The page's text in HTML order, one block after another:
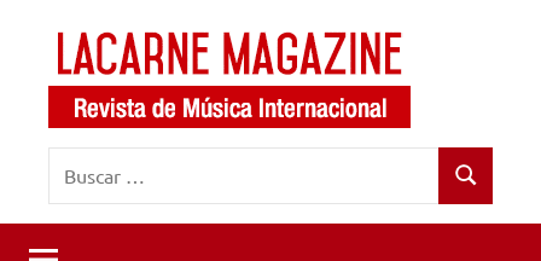
contenido
LaCarne
Magazine
de
música
internacional
Buscar